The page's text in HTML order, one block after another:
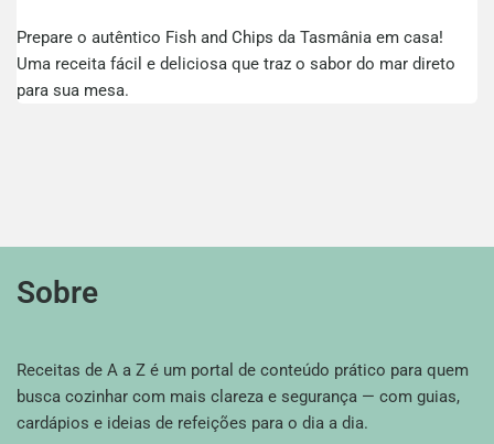
Prepare o autêntico Fish and Chips da Tasmânia em casa!
Uma receita fácil e deliciosa que traz o sabor do mar direto
para sua mesa.
Sobre
Receitas de A a Z é um portal de conteúdo prático para quem
busca cozinhar com mais clareza e segurança — com guias,
cardápios e ideias de refeições para o dia a dia.